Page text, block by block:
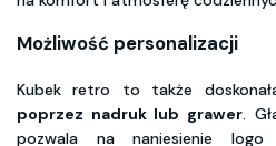
Możliwość personalizacji
Kubek retro to także
poprzez nadruk lub grawer.
pozwala na naniesienie